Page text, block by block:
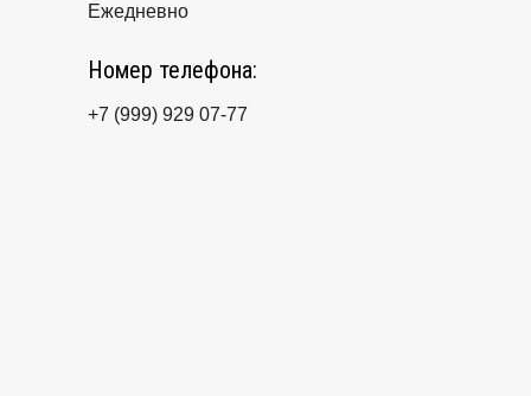
Ежедневно
+7 (999) 929 07-77
Номер телефона: